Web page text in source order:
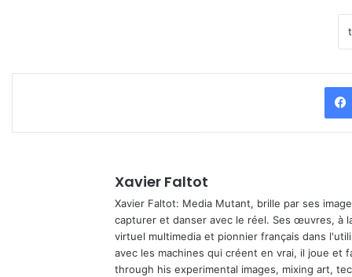
Xavier Faltot
Xavier Faltot: Media Mutant, brille par ses
capturer et danser avec le réel. Ses œuvres, à
virtuel multimedia et pionnier français dans
avec les machines qui créent en vrai, il joue et
through his experimental images, mixing art,